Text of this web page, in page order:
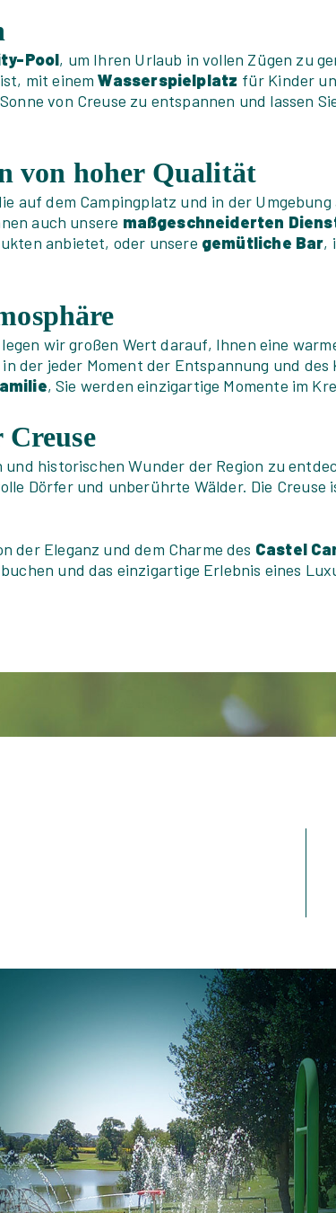
Pool, um Ihren Urlaub in vollen Zügen zu
mit einemWasserspielplatz für Kinder
von Creuse zu entspannen und lassen
von hoher Qualität
auf dem Campingplatz und in der
auch unsere maßgeschneiderten
anbietet, oder unsere gemütliche Bar,
legen wir großen Wert darauf, Ihnen eine
der jeder Moment der Entspannung und
, Sie werden einzigartige Momente im
historischen Wunder der Region zu
Dörfer und unberührte Wälder. Die
der Eleganz und dem Charme des Castel
und das einzigartige Erlebnis eines